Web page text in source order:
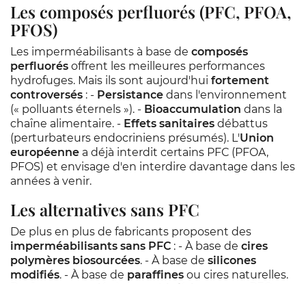
Les composés perfluorés (PFC, PFOA,
PFOS)
Les imperméabilisants à base de composés
perfluorés offrent les meilleures performances
hydrofuges. Mais ils sont aujourd'hui fortement
controversés : - Persistance dans l'environnement
(« polluants éternels »). - Bioaccumulation dans la
chaîne alimentaire. - Effets sanitaires débattus
(perturbateurs endocriniens présumés). L'Union
européenne a déjà interdit certains PFC (PFOA,
PFOS) et envisage d'en interdire davantage dans les
années à venir.
Les alternatives sans PFC
De plus en plus de fabricants proposent des
imperméabilisants sans PFC : - À base de cires
polymères biosourcées. - À base de silicones
modifiés. - À base de paraffines ou cires naturelles.